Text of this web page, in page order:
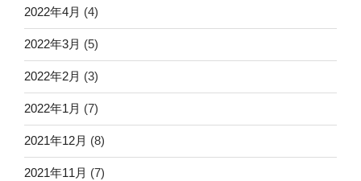
2022年4月 (4)
2022年3月 (5)
2022年2月 (3)
2022年1月 (7)
2021年12月 (8)
2021年11月 (7)